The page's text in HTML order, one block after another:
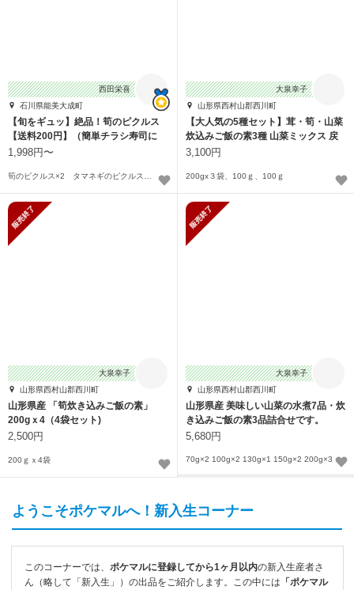
西田栄喜
石川県能美大成町
【旬をギュッ】絶品！筍のピクルス
【送料200円】（簡単チラシ寿司に
も）
1,998円〜
大泉幸子
山形県西村山郡西川町
【大人気の5種セット】茸・筍・山菜
炊込みご飯の素3種 山菜ミックス 戻
しわらび
3,100円
200gx３袋、100ｇ、100ｇ
大泉幸子
山形県西村山郡西川町
山形県産 「筍炊き込みご飯の素」
200gｘ4（4袋セット)
2,500円
200ｇｘ4袋
大泉幸子
山形県西村山郡西川町
山形県産 美味しい山菜の水煮7品・炊
き込みご飯の素3品詰合せです。
5,680円
70g×2 100g×2 130g×1 150g×2 200g×3
ようこそポケマルへ！新入生コーナー
このコーナーでは、 ポケマルに登録してから1ヶ月以内の新入生産者さ
ん（略して「新入生」）の出品をご紹介します。この中には 「ポケマル